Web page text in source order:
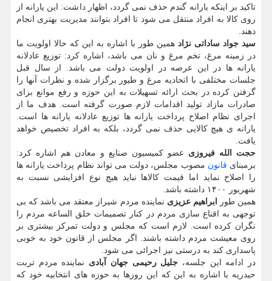
تاکید بر اینکه یارانه گندم حذف نمی گردد، اظهار داشت: این یارانه از
روی کالا به افراد منتقل می شود تا افراد بتوانند مدیریت بهتری انجام
دهند.
سید جواد ساداتی نژاد همین طور با اشاره به این که حالا اولویت ما
در زمینه مرغ، تخم مرغ و نان می باشد، اشاره کرد: توزیع عادلانه
یارانه ها در این عرصه در اولویت دولت می باشد. از سال قبل
جلسات مختلفی با اتحادیه مرغ و طیور برگزار شده و نظرات آنها را
گرفتن کرده در بحث ارائه تسهیلات به این حوزه و رفع موانع برای
صادرات مازاد تولید اقدامات لازم صورت گرفته است. هدف ما از
اجرای نظام اصلاح پرداخت یارانه ها توزیع عادلانه یارانه ها است.
یارانه ی هیچ کالایی حذف نمی گردد، بلکه به افراد تخصیص خواهد
یافت.
حجت الله فیروزی عضو کمیسیون صنایع و معادن هم اشاره کرد:
برمبنای قانون مصوب مجلس، دولت می تواند نظام پرداخت یارانه ها
را اصلاح نماید اما قیمت کالاها نباید هیچ نوع افزایشی نسبت به
شهریور ۱۴۰۰ داشته باشد.
همین طور
ابراهیم عزیزی نماینده مردم شیراز معتقد می باشد که بی
توجهی به اقناع سازی مردم در کنار تصمیمات خلق الساعه مردم را
نگران کرده است. لازم است که مجلس و دولت تمرکز بیشتری بر
روی معیشت مردم داشته باشند. اگر مجلس از قانون خود به خوبی
پاسداری کند به درستی نیز اجرائی می شود.
در ادامه این جلسه، جلیل رحیمی جهان آبادی نماینده مردم تربت
حیدریه با اشاره به این که این روزها به حوزه های انتخابیه خود که